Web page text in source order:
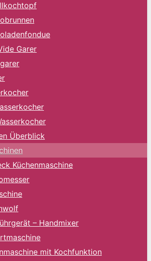
Garer
Überblick
Küchenmaschine
– Handmixer
mit Kochfunktion